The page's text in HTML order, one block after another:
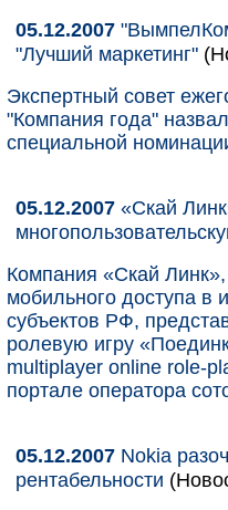
05.12.2007
"Лучший маркетинг"
Экспертный совет
"Компания года"
специальной
05.12.2007 «Скай
Компания «Скай
мобильного доступа в
субъектов РФ,
ролевую игру
multiplayer online role-
портале оператора
05.12.2007 Nokia
рентабельности